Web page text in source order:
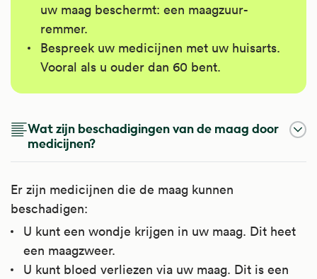
uw maag beschermt: een maagzuur-
remmer.
Bespreek uw medicijnen met uw huisarts.
Vooral als u ouder dan 60 bent.
Wat zijn beschadigingen van de maag door
medicijnen?
Er zijn medicijnen die de maag kunnen
beschadigen:
U kunt een wondje krijgen in uw maag. Dit heet
een maagzweer.
U kunt bloed verliezen via uw maag. Dit is een